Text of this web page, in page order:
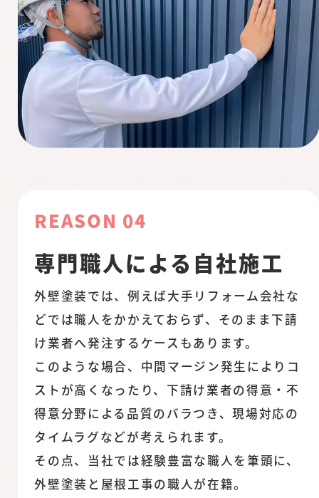
REASON 04
専門職人による自社施工
外壁塗装では、例えば大手リフォーム会社な
どでは職人をかかえておらず、そのまま下請
け業者へ発注するケースもあります。
このような場合、中間マージン発生によりコ
ストが高くなったり、下請け業者の得意・不
得意分野による品質のバラつき、現場対応の
タイムラグなどが考えられます。
その点、当社では経験豊富な職人を筆頭に、
外壁塗装と屋根工事の職人が在籍。